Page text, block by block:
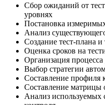
Сбор ожиданий от
уровнях
Постановка
Анализ
Создание тест-плана и
Оценка сроков на
Организация
Выбор стратегии
Составление профиля
Составление матрицы
Анализ используемых